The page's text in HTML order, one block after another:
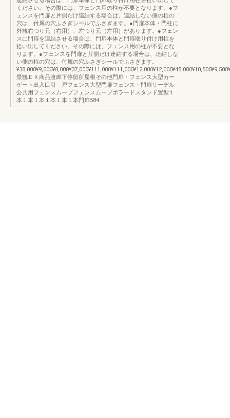
ください。その際には、フェンス用の柱が不要となります。●フ
ェンスを門扉と片側だけ連結する場合は、連結しない側の柱の
穴は、付属の穴ふさぎシールでふさぎます。●門扉本体・門柱に
外観右つり元（右用）、左つり元（左用）があります。●フェン
スに門扉を連結させる場合は、門扉本体と門扉取り付け用柱を
拾い出してください。その際には、フェンス用の柱が不要とな
ります。●フェンスを門扉と片側だけ連結する場合は、連結しな
い側の柱の穴は、付属の穴ふさぎシールでふさぎます。
景観ＥＸ商品渡廊下停留所屋根その他門扉・フェンス大型カー
ゲート出入口引 戸フェンス大型門扉フェンス・門扉リーデル
公共用フェンスムーブフェンスムーブボラードスタンド置型１
本１本１本１本１本１本門扉584